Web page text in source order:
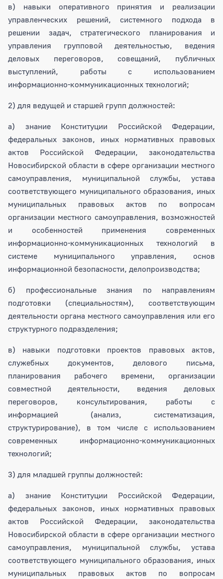
в) навыки оперативного принятия и реализации
управленческих решений, системного подхода в
решении задач, стратегического планирования и
управления групповой деятельностью, ведения
деловых переговоров, совещаний, публичных
выступлений, работы с использованием
информационно-коммуникационных технологий;
2) для ведущей и старшей групп должностей:
а) знание Конституции Российской Федерации,
федеральных законов, иных нормативных правовых
актов Российской Федерации, законодательства
Новосибирской области в сфере организации местного
самоуправления, муниципальной службы, устава
соответствующего муниципального образования, иных
муниципальных правовых актов по вопросам
организации местного самоуправления, возможностей
и особенностей применения современных
информационно-коммуникационных технологий в
системе муниципального управления, основ
информационной безопасности, делопроизводства;
б) профессиональные знания по направлениям
подготовки (специальностям), соответствующим
деятельности органа местного самоуправления или его
структурного подразделения;
в) навыки подготовки проектов правовых актов,
служебных документов, делового письма,
планирования рабочего времени, организации
совместной деятельности, ведения деловых
переговоров, консультирования, работы с
информацией (анализ, систематизация,
структурирование), в том числе с использованием
современных информационно-коммуникационных
технологий;
3) для младшей группы должностей:
а) знание Конституции Российской Федерации,
федеральных законов, иных нормативных правовых
актов Российской Федерации, законодательства
Новосибирской области в сфере организации местного
самоуправления, муниципальной службы, устава
соответствующего муниципального образования, иных
муниципальных правовых актов по вопросам